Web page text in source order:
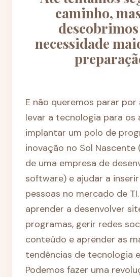
caminho,
necessidade
E não queremos parar por
levar a tecnologia para os
implantar um polo de
inovação no Sol Nascente
de uma empresa de
software) e ajudar a
pessoas no mercado de
aprender a desenvolver
programas, gerir redes
conteúdo e aprender as
tendências de tecnologia
Podemos fazer uma